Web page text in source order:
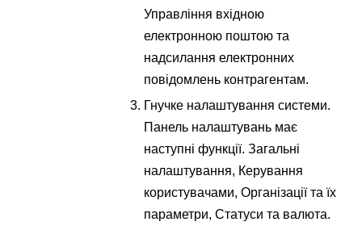
Управління вхідною
електронною поштою та
надсилання електронних
повідомлень контрагентам.
Гнучке налаштування системи.
Панель налаштувань має
наступні функції. Загальні
налаштування, Керування
користувачами, Організації та їх
параметри, Статуси та валюта.